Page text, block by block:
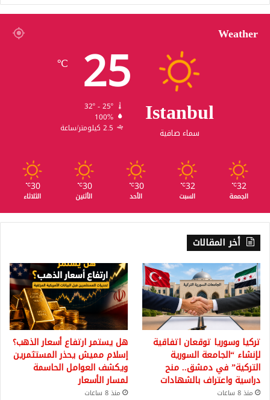
Weather
Istanbul
سماء صافية
25
℃
32º - 25º
100%
2.5 كيلومتر/ساعة
32
℃
الجمعة
32
℃
السبت
30
℃
الأحد
30
℃
الأثنين
30
℃
الثلاثاء
أخر المقالات
تركيا وسوريا توقعان اتفاقية
لإنشاء “الجامعة السورية
التركية” في دمشق.. منح
دراسية واعتراف بالشهادات
منذ 8 ساعات
هل يستمر ارتفاع أسعار الذهب؟
إسلام مميش يحذر المستثمرين
ويكشف العوامل الحاسمة
لمسار الأسعار
منذ 8 ساعات